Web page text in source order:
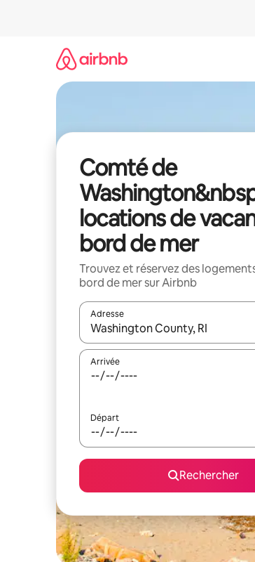
Comté de
locations de
bord de mer
Trouvez et réservez des
bord de mer sur Airbnb
Adresse
Lorsque les résultats s'affichent,
Arrivée
Départ
Rechercher